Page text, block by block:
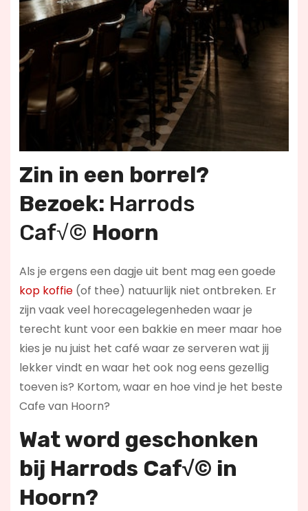
Zin in een borrel?
Bezoek: Harrods
Caf√© Hoorn
Als je ergens een dagje uit bent mag een goede
kop koffie(of thee) natuurlijk niet ontbreken. Er
zijn vaak veel horecagelegenheden waar je
terecht kunt voor een bakkie en meer maar hoe
kies je nu juist het café waar ze serveren wat jij
lekker vindt en waar het ook nog eens gezellig
toeven is? Kortom, waar en hoe vind je het beste
Cafe van Hoorn?
Wat word geschonken
bij Harrods Caf√© in
Hoorn?